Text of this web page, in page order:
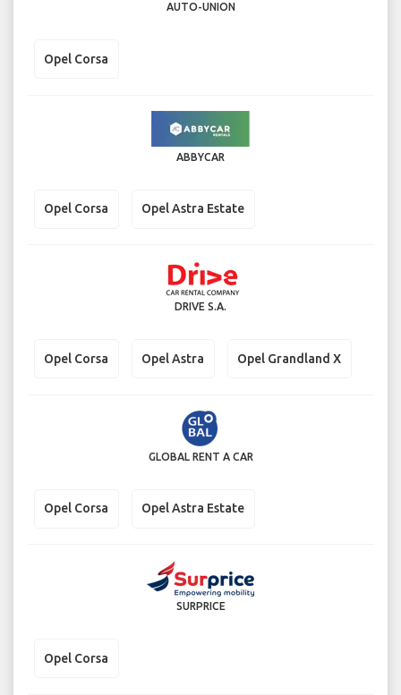
AUTO-UNION
Opel Corsa
ABBYCAR
Opel Corsa Opel Astra Estate
DRIVE S.A.
Opel Corsa Opel Astra Opel Grandland X
GLOBAL RENT A CAR
Opel Corsa Opel Astra Estate
SURPRICE
Opel Corsa